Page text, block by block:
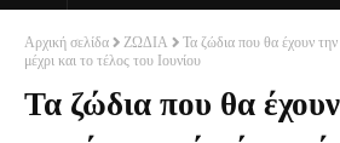
Αρχική σελίδα ΖΩΔΙΑ
Τα ζώδια που θα έχουν
μέχρι και το τέλος του Ιουνίου
Τα ζώδια που θα